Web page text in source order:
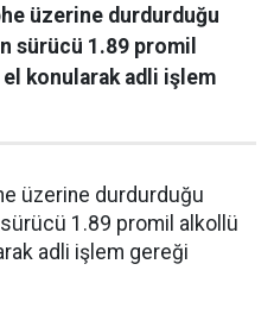
üzerine durdurduğu
sürücü 1.89 promil
konularak adli işlem
üzerine durdurduğu
1.89 promil alkollü
adli işlem gereği